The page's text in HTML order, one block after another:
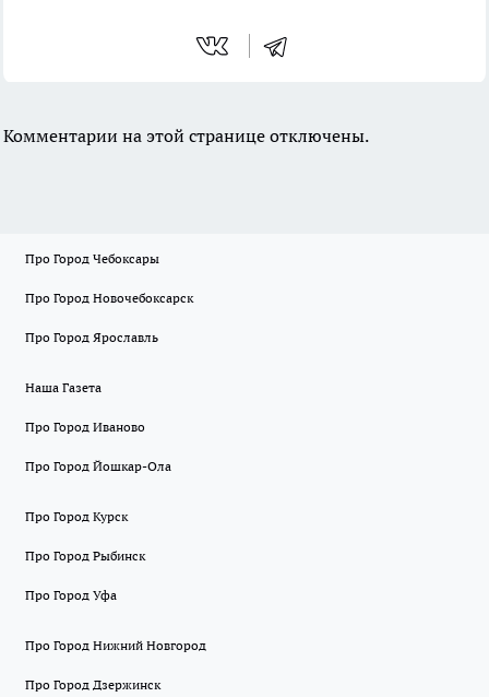
Комментарии на этой странице отключены.
Про Город Чебоксары
Про Город Новочебоксарск
Про Город Ярославль
Наша Газета
Про Город Иваново
Про Город Йошкар-Ола
Про Город Курск
Про Город Рыбинск
Про Город Уфа
Про Город Нижний Новгород
Про Город Дзержинск